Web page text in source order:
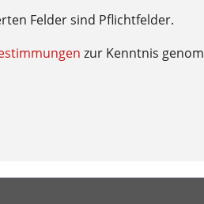
Felder sind Pflichtfelder.
zur Kenntnis